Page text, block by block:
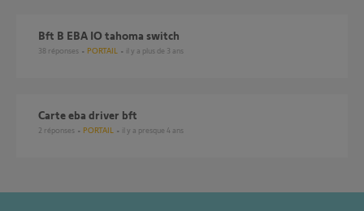
bft B EBA IO tahoma switch
38 réponses PORTAIL il y a plus de 3 ans
Carte eba driver bft
2 réponses PORTAIL il y a presque 4 ans